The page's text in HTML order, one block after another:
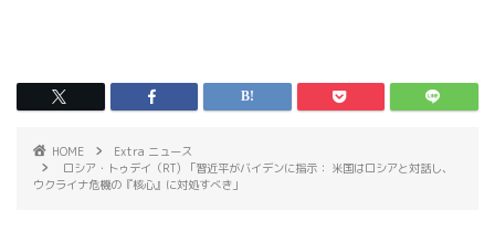
HOME
Extra ニュース
ロシア・トゥデイ（RT) 「習近平がバイデンに指示： 米国はロシアと対話し、
ウクライナ危機の『核心』に対処すべき」